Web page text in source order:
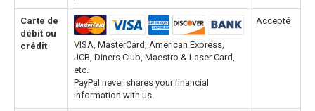
Carte de
débit ou
crédit
VISA, MasterCard, American Express,
JCB, Diners Club, Maestro & Laser Card,
etc.
PayPal never shares your financial
information with us.
Accepté